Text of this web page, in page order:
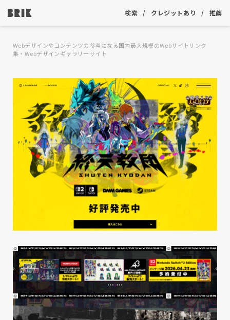
検索 クレジットあり 推薦
Webデザインやコンテンツの参考になる国内最大規模のWebサイトリンク
集・Webデザインギャラリーサイト